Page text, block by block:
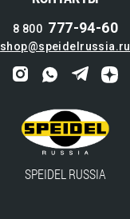
8 800 777-94-60
shop@speidelrussia.ru
SPEIDEL RUSSIA